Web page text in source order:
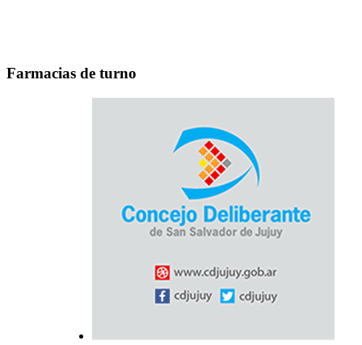
Farmacias de turno